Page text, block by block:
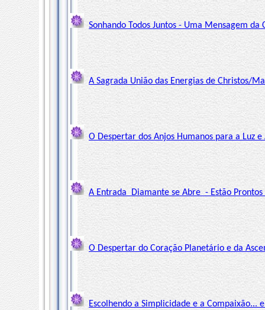
Sonhando Todos Juntos - Uma Mensagem da
A Sagrada União das Energias de Christos/
O Despertar dos Anjos Humanos para a Luz
A Entrada Diamante se Abre - Estão Prontos
O Despertar do Coração Planetário e da
Escolhendo a Simplicidade e a Compaixão...